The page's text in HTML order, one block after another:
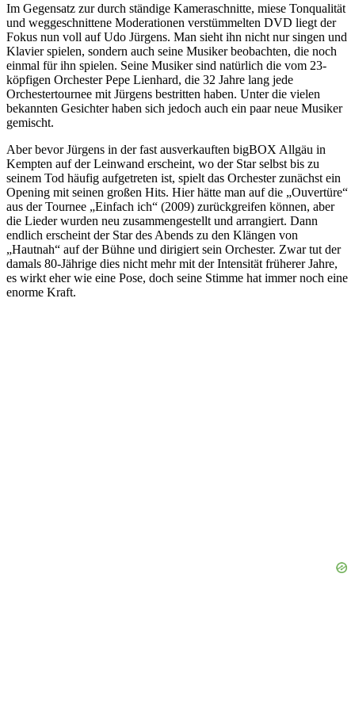
Im Gegensatz zur durch ständige Kameraschnitte, miese Tonqualität
und weggeschnittene Moderationen verstümmelten DVD liegt der
Fokus nun voll auf Udo Jürgens. Man sieht ihn nicht nur singen und
Klavier spielen, sondern auch seine Musiker beobachten, die noch
einmal für ihn spielen. Seine Musiker sind natürlich die vom 23-
köpfigen Orchester Pepe Lienhard, die 32 Jahre lang jede
Orchestertournee mit Jürgens bestritten haben. Unter die vielen
bekannten Gesichter haben sich jedoch auch ein paar neue Musiker
gemischt.
Aber bevor Jürgens in der fast ausverkauften bigBOX Allgäu in
Kempten auf der Leinwand erscheint, wo der Star selbst bis zu
seinem Tod häufig aufgetreten ist, spielt das Orchester zunächst ein
Opening mit seinen großen Hits. Hier hätte man auf die „Ouvertüre“
aus der Tournee „Einfach ich“ (2009) zurückgreifen können, aber
die Lieder wurden neu zusammengestellt und arrangiert. Dann
endlich erscheint der Star des Abends zu den Klängen von
„Hautnah“ auf der Bühne und dirigiert sein Orchester. Zwar tut der
damals 80-Jährige dies nicht mehr mit der Intensität früherer Jahre,
es wirkt eher wie eine Pose, doch seine Stimme hat immer noch eine
enorme Kraft.